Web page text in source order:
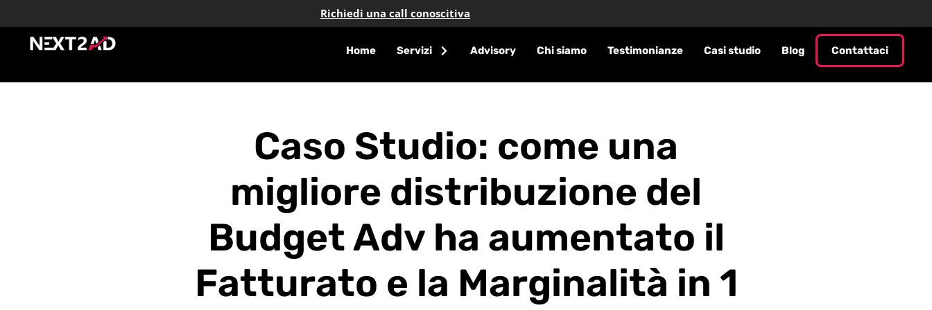
Richiedi una call conoscitiva
Home Servizi Advisory Chi siamo Testimonianze Casi studio Blog Contattaci
Caso Studio: come una
migliore distribuzione del
Budget Adv ha aumentato il
Fatturato e la Marginalità in 1